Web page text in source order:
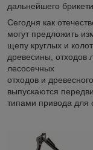
дальнейшего
Сегодня как
могут предложить
щепу круглых и
древесины, отходов
лесосечных
отходов и
выпускаются
типами привода для